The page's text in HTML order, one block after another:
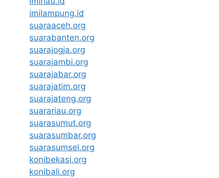
imilampung.id
suaraaceh.org
suarabanten.org
suarajogja.org
suarajambi.org
suarajabar.org
suarajatim.org
suarajateng.org
suarariau.org
suarasumut.org
suarasumbar.org
suarasumsel.org
konibekasi.org
konibali.org